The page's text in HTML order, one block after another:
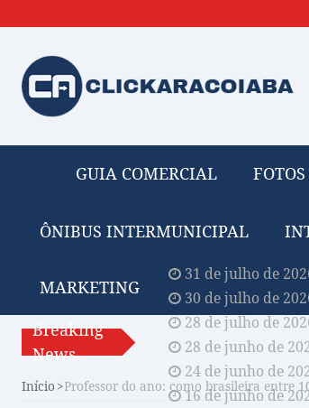
GUIA COMERCIAL FOTOS
ÔNIBUS INTERMUNICIPAL
MARKETING
Breaking
News
31 de julho de
30 de julho de
28 de julho de
28 de junho de
24 de junho de
16 de junho de
Início Professor do ano: como brasileira entre